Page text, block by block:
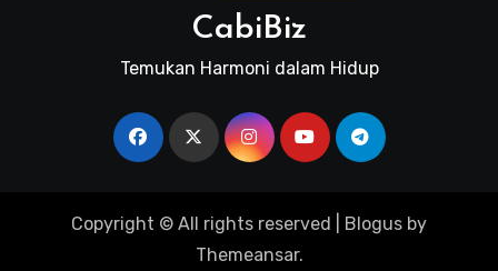
CabiBiz
Temukan Harmoni dalam Hidup
Copyright © All rights reserved Blogus by
Themeansar.